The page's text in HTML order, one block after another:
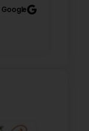
Google